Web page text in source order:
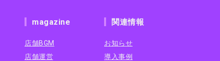
magazine
店舗BGM
店舗運営
関連情報
お知らせ
導入事例